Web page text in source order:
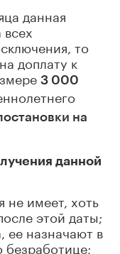
данная
то
доплату к
3 000
на
данной
не имеет, хоть
этой даты;
ее назначают в